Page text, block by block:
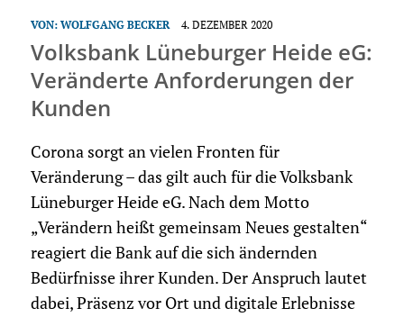
VON: WOLFGANG BECKER 4. DEZEMBER 2020
Volksbank Lüneburger Heide eG:
Veränderte Anforderungen der
Kunden
Corona sorgt an vielen Fronten für
Veränderung – das gilt auch für die Volksbank
Lüneburger Heide eG. Nach dem Motto
„Verändern heißt gemeinsam Neues gestalten“
reagiert die Bank auf die sich ändernden
Bedürfnisse ihrer Kunden. Der Anspruch lautet
dabei, Präsenz vor Ort und digitale Erlebnisse